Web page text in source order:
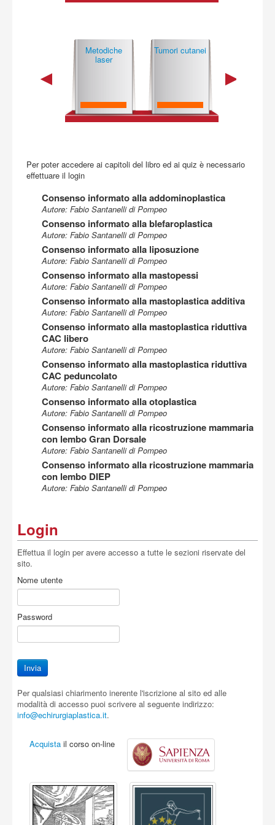
Metodiche
laser
Tumori cutanei
Per poter accedere ai capitoli del libro ed ai quiz è necessario
effettuare il login
Consenso informato alla addominoplastica
Autore: Fabio Santanelli di Pompeo
Consenso informato alla blefaroplastica
Autore: Fabio Santanelli di Pompeo
Consenso informato alla liposuzione
Autore: Fabio Santanelli di Pompeo
Consenso informato alla mastopessi
Autore: Fabio Santanelli di Pompeo
Consenso informato alla mastoplastica additiva
Autore: Fabio Santanelli di Pompeo
Consenso informato alla mastoplastica riduttiva
CAC libero
Autore: Fabio Santanelli di Pompeo
Consenso informato alla mastoplastica riduttiva
CAC peduncolato
Autore: Fabio Santanelli di Pompeo
Consenso informato alla otoplastica
Autore: Fabio Santanelli di Pompeo
Consenso informato alla ricostruzione mammaria
con lembo Gran Dorsale
Autore: Fabio Santanelli di Pompeo
Consenso informato alla ricostruzione mammaria
con lembo DIEP
Autore: Fabio Santanelli di Pompeo
Login
Effettua il login per avere accesso a tutte le sezioni riservate del
sito.
Nome utente
Password
Per qualsiasi chiarimento inerente l'iscrizione al sito ed alle
modalità di accesso puoi scrivere al seguente indirizzo:
info@echirurgiaplastica.it.
Acquista il corso on-line